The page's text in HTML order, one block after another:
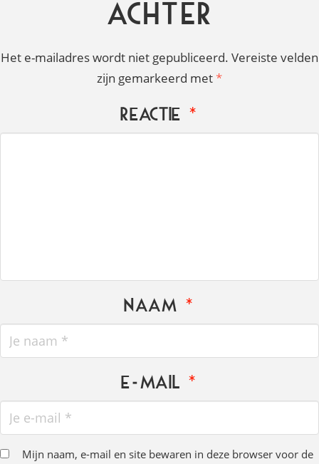
achter
Het e-mailadres wordt niet gepubliceerd. Vereiste velden
zijn gemarkeerd met *
Reactie*
Naam*
E-mail*
Mijn naam, e-mail en site bewaren in deze browser voor de